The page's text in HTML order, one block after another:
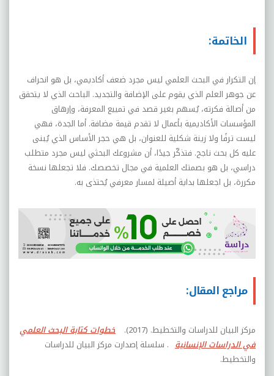
الخاتمة:
إن التكرار في البحث العلمي ليس مجرد ضعف أكاديمي، بل هو انحراف
عن جوهر العلم الذي يقوم على الإضافة والتجديد. الباحث الذي لا يتحقق
من أصالة فكرته، يُسهم بغير قصد في تمييع المعرفة، وإرهاق
المؤسسات الأكاديمية بأعمال لا تقدم قيمة مضافة.أما الجدة، فهي
ليست ترفًا ولا زينة شكلية للعنوان، بل هي حجر الأساس الذي يُبنى
عليه كل بحث ناجح. فتذكّر جيدًا، أن مشروعك البحثي ليس مجرد متطلب
دراسي، بل هو بصمتك العلمية في مجال تخصصك. فلا تجعلها نسخة
مكررة، بل اجعلها بداية أصيلة لمسار معرفي يُحتذى به.
مراجع المقال:
مركز البيان للدراسات والتخطيط. (2017).
خطوات كتابة البحث العلمي
في الدراسات الإنسانية . سلسلة إصدارت مركز البيان للدراسات
والتخطيط.